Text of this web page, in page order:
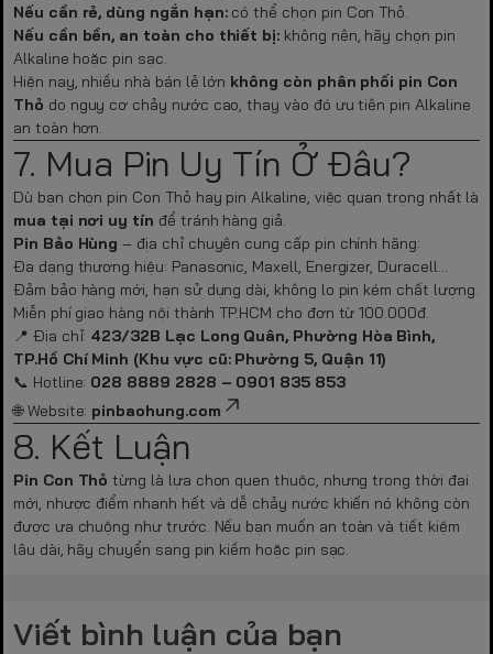
Nếu cần rẻ, dùng ngắn hạn:có thể chọn pin Con Thỏ.
Nếu cần bền, an toàn cho thiết bị: không nên, hãy chọn pin
Alkaline hoặc pin sạc.
Hiện nay, nhiều nhà bán lẻ lớn không còn phân phối pin Con
Thỏ do nguy cơ chảy nước cao, thay vào đó ưu tiên pin Alkaline
an toàn hơn.
7. Mua Pin Uy Tín Ở Đâu?
Dù bạn chọn pin Con Thỏ hay pin Alkaline, việc quan trọng nhất là
mua tại nơi uy tín để tránh hàng giả.
Pin Bảo Hùng – địa chỉ chuyên cung cấp pin chính hãng:
Đa dạng thương hiệu: Panasonic, Maxell, Energizer, Duracell…
Đảm bảo hàng mới, hạn sử dụng dài, không lo pin kém chất lượng.
Miễn phí giao hàng nội thành TP.HCM cho đơn từ 100.000đ.
📍 Địa chỉ: 423/32B Lạc Long Quân, Phường Hòa Bình,
TP.Hồ Chí Minh (Khu vực cũ: Phường 5, Quận 11)
📞 Hotline: 028 8889 2828 – 0901 835 853
🌐 Website: pinbaohung.com
8. Kết Luận
Pin Con Thỏ từng là lựa chọn quen thuộc, nhưng trong thời đại
mới, nhược điểm nhanh hết và dễ chảy nước khiến nó không còn
được ưa chuộng như trước. Nếu bạn muốn an toàn và tiết kiệm
lâu dài, hãy chuyển sang pin kiềm hoặc pin sạc.
Viết bình luận của bạn